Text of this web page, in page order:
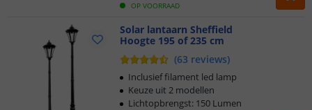
OP VOORRAAD
Solar lantaarn Sheffield
Hoogte 195 of 235 cm
(63 reviews)
Inclusief filament led lamp
Keuze uit 2 modellen
Lichtopbrengst: 150 Lumen